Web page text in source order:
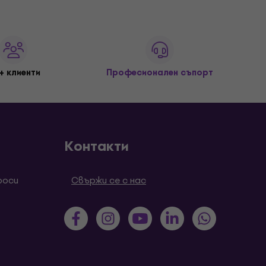
клиенти Професионален съпорт
Контакти
Свържи се с нас